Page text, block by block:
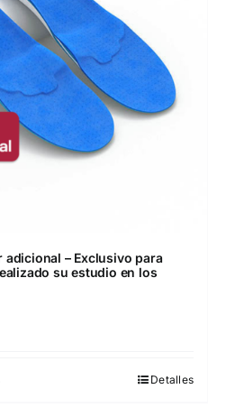
adicional – Exclusivo para
su estudio en los
Detalles